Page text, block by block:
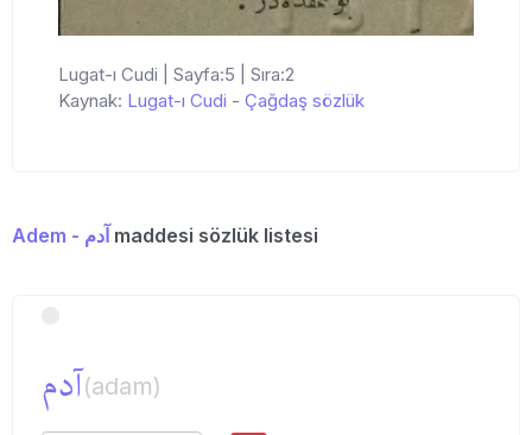
Lugat-ı Cudi | Sayfa:5 | Sıra:2
Kaynak: Lugat-ı Cudi - Çağdaş sözlük
Adem - آدم maddesi sözlük listesi
آدم(adam)